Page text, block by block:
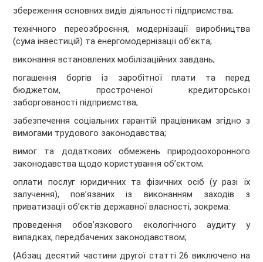
збереження основних видів діяльності підприємства;
технічного переозброєння, модернізації виробництва
(сума інвестицій) та енергомодернізації об’єкта;
виконання встановлених мобілізаційних завдань;
погашення боргів із заробітної плати та перед
бюджетом, простроченої кредиторської
заборгованості підприємства;
забезпечення соціальних гарантій працівникам згідно з
вимогами трудового законодавства;
вимог та додаткових обмежень природоохоронного
законодавства щодо користування об’єктом;
оплати послуг юридичних та фізичних осіб (у разі їх
залучення), пов’язаних із виконанням заходів з
приватизації об’єктів державної власності, зокрема:
проведення обов’язкового екологічного аудиту у
випадках, передбачених законодавством;
{Абзац десятий частини другої статті 26 виключено на